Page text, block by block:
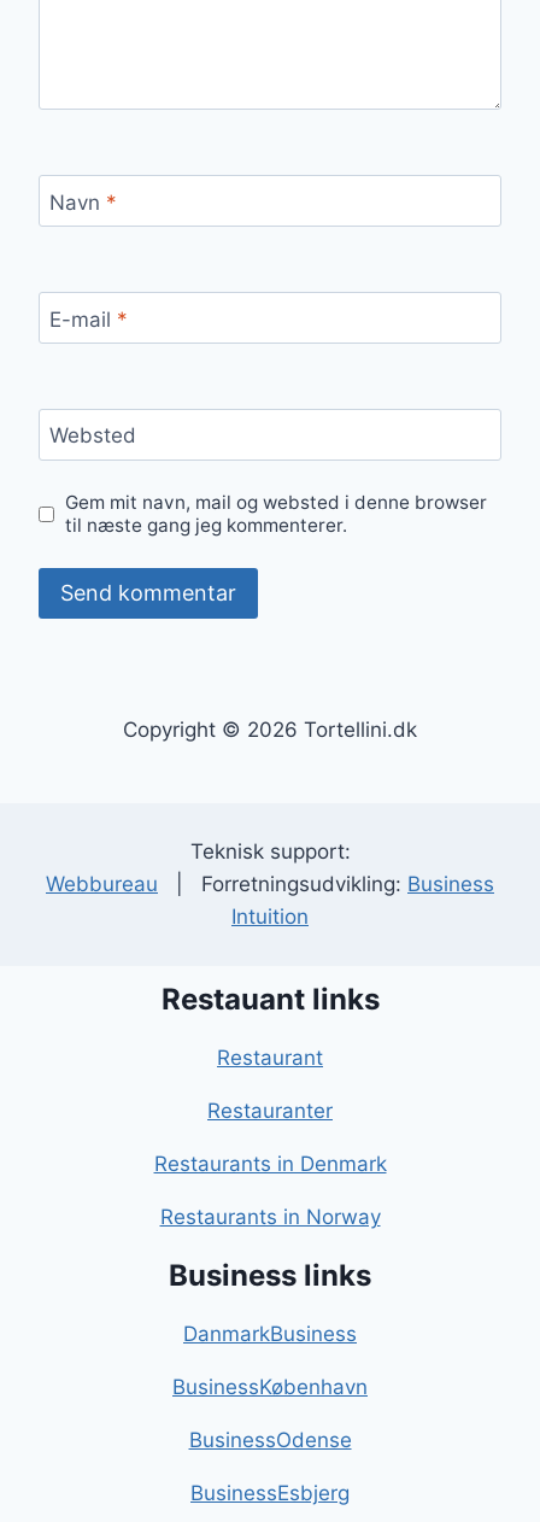
Navn *
E-mail *
Websted
Gem mit navn, mail og websted i denne browser
til næste gang jeg kommenterer.
Copyright © 2026 Tortellini.dk
Teknisk support:
Webbureau | Forretningsudvikling: Business
Intuition
Restauant links
Restaurant
Restauranter
Restaurants in Denmark
Restaurants in Norway
Business links
DanmarkBusiness
BusinessKøbenhavn
BusinessOdense
BusinessEsbjerg